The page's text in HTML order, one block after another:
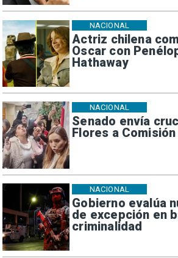
Actriz chilena
Oscar con
Hathaway
NACIONAL
Senado envía
Flores a
NACIONAL
Gobierno evalúa
de excepción en
criminalidad
NACIONAL